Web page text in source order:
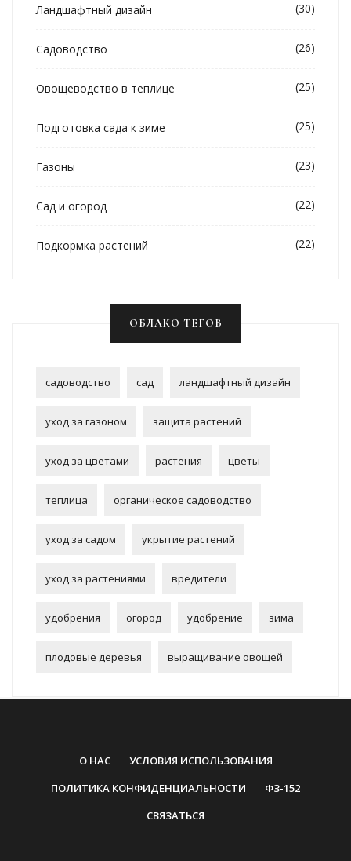
Ландшафтный дизайн (30)
Садоводство (26)
Овощеводство в теплице (25)
Подготовка сада к зиме (25)
Газоны (23)
Сад и огород (22)
Подкормка растений (22)
ОБЛАКО ТЕГОВ
садоводство сад ландшафтный дизайн
уход за газоном защита растений
уход за цветами растения цветы
теплица органическое садоводство
уход за садом укрытие растений
уход за растениями вредители
удобрения огород удобрение зима
плодовые деревья выращивание овощей
О НАС
УСЛОВИЯ ИСПОЛЬЗОВАНИЯ
ПОЛИТИКА КОНФИДЕНЦИАЛЬНОСТИ
ФЗ-152
СВЯЗАТЬСЯ